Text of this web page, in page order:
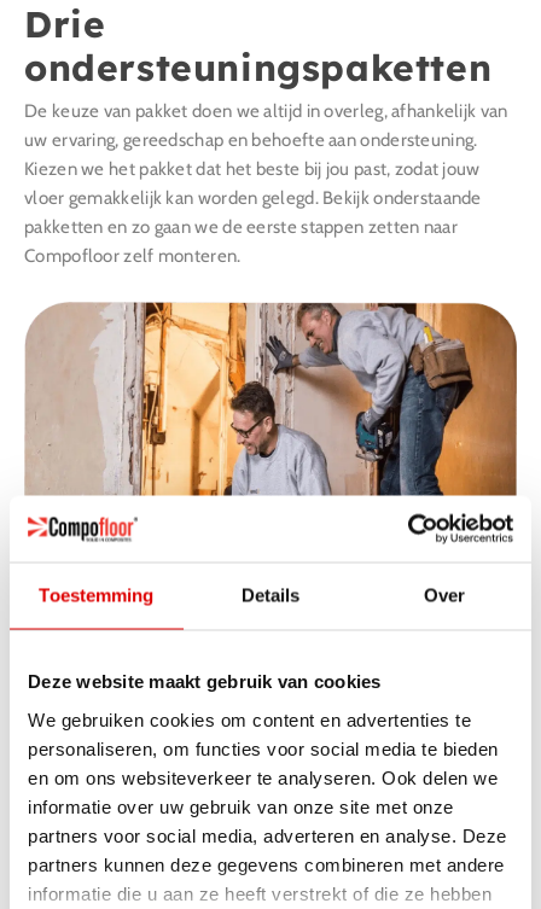
Toestemming Details Over
Deze website maakt gebruik van cookies
We gebruiken cookies om content en advertenties te
personaliseren, om functies voor social media te bieden
en om ons websiteverkeer te analyseren. Ook delen we
informatie over uw gebruik van onze site met onze
partners voor social media, adverteren en analyse. Deze
partners kunnen deze gegevens combineren met andere
informatie die u aan ze heeft verstrekt of die ze hebben
Drie
ondersteuningspaketten
De keuze van pakket doen we altijd in overleg, afhankelijk van
uw ervaring, gereedschap en behoefte aan ondersteuning.
Kiezen we het pakket dat het beste bij jou past, zodat jouw
vloer gemakkelijk kan worden gelegd. Bekijk onderstaande
pakketten en zo gaan we de eerste stappen zetten naar
Compofloor zelf monteren.
Bij pakket 1 word je volledig ondersteunt. Bekijk hieronder
welke fases je doorloopt en hoe jij met dit pakket gemakkelijk
de vloer kunt leggen:
Montage samen met een ervaren monteur van Compofloor
Tips en tricks voor de toekomst
Gebruik van al het professionele gereedschap van
Compofloor
Volledige begeleiding tijdens de montage